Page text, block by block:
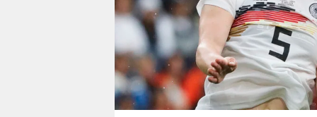
fragen & hilfe
unterstützen
abo
genossenschaft